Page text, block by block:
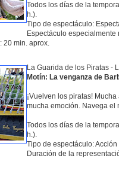
Todos los días de la
h.).
Tipo de espectáculo:
Espectáculo
20 min. aprox.
La Guarida de los Piratas -
Motín: La venganza de
¡Vuelven los piratas!
mucha emoción. Navega el
Todos los días de la
h.).
Tipo de espectáculo: Acción
Duración de la